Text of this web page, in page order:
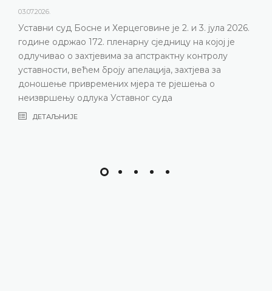
је 2. и 3. јула 2026.
на којој је
контролу
захтјева за
рјешења о
Уставни суд Босне и
пленарну сједницу 2. и 3. јула
ДЕТАЉНИЈЕ